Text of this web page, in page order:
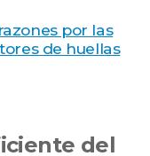
por las
de huellas
del